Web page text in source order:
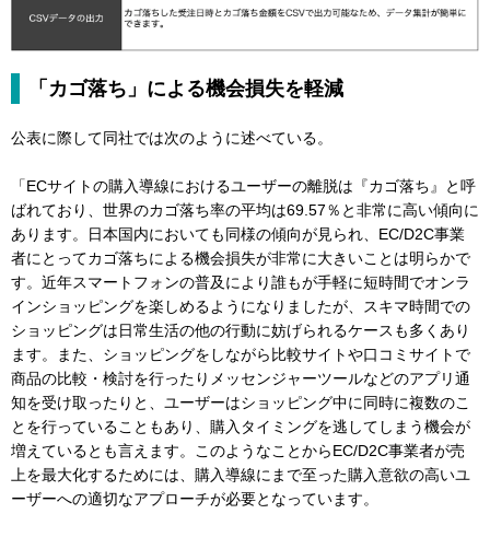
「カゴ落ち」による機会損失を軽減
公表に際して同社では次のように述べている。
「ECサイトの購入導線におけるユーザーの離脱は『カゴ落ち』と呼
ばれており、世界のカゴ落ち率の平均は69.57％と非常に高い傾向に
あります。日本国内においても同様の傾向が見られ、EC/D2C事業
者にとってカゴ落ちによる機会損失が非常に大きいことは明らかで
す。近年スマートフォンの普及により誰もが手軽に短時間でオンラ
インショッピングを楽しめるようになりましたが、スキマ時間での
ショッピングは日常生活の他の行動に妨げられるケースも多くあり
ます。また、ショッピングをしながら比較サイトや口コミサイトで
商品の比較・検討を行ったりメッセンジャーツールなどのアプリ通
知を受け取ったりと、ユーザーはショッピング中に同時に複数のこ
とを行っていることもあり、購入タイミングを逃してしまう機会が
増えているとも言えます。このようなことからEC/D2C事業者が売
上を最大化するためには、購入導線にまで至った購入意欲の高いユ
ーザーへの適切なアプローチが必要となっています。